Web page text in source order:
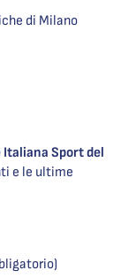
di Milano
Italiana Sport del
e le ultime